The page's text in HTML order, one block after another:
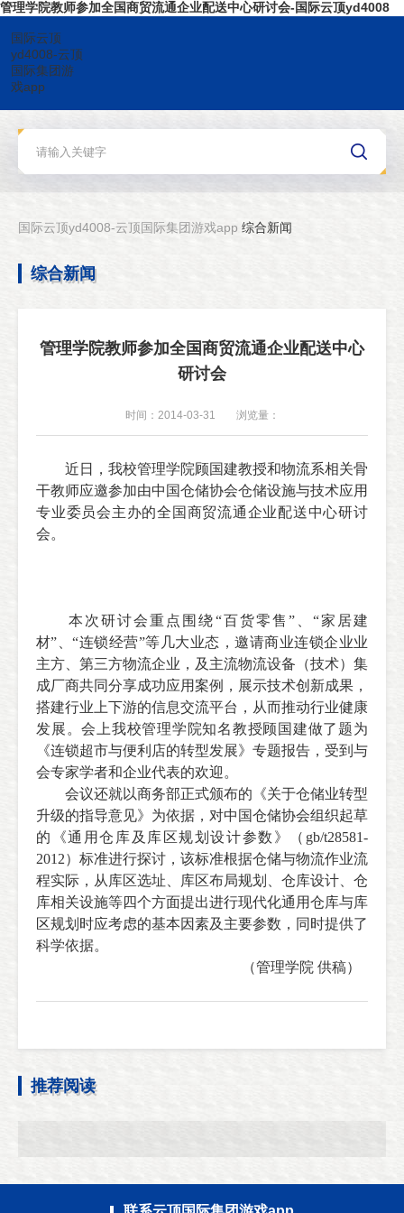
管理学院教师参加全国商贸流通企业配送中心研讨会-国际云顶yd4008
国际云顶
yd4008-云顶
国际集团游
戏app
国际云顶yd4008-云顶国际集团游戏app 综合新闻
综合新闻
管理学院教师参加全国商贸流通企业配送中心
研讨会
时间：2014-03-31 浏览量：
近日，我校管理学院顾国建教授和物流系相关骨
干教师应邀参加由中国仓储协会仓储设施与技术应用
专业委员会主办的全国商贸流通企业配送中心研讨
会。
本次研讨会重点围绕“百货零售”、“家居建
材”、“连锁经营”等几大业态，邀请商业连锁企业业
主方、第三方物流企业，及主流物流设备（技术）集
成厂商共同分享成功应用案例，展示技术创新成果，
搭建行业上下游的信息交流平台，从而推动行业健康
发展。会上我校管理学院知名教授顾国建做了题为
《连锁超市与便利店的转型发展》专题报告，受到与
会专家学者和企业代表的欢迎。
会议还就以商务部正式颁布的《关于仓储业转型
升级的指导意见》为依据，对中国仓储协会组织起草
的《通用仓库及库区规划设计参数》（ gb/t28581-
2012）标准进行探讨，该标准根据仓储与物流作业流
程实际，从库区选址、库区布局规划、仓库设计、仓
库相关设施等四个方面提出进行现代化通用仓库与库
区规划时应考虑的基本因素及主要参数，同时提供了
科学依据。
（管理学院 供稿）
推荐阅读